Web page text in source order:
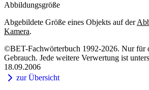
Abbildungsgröße
Abgebildete Größe eines Objekts auf der
Kamera.
©BET-Fachwörterbuch 1992-2026. Nur für
Gebrauch. Jede weitere Verwertung ist
18.09.2006
zur Übersicht